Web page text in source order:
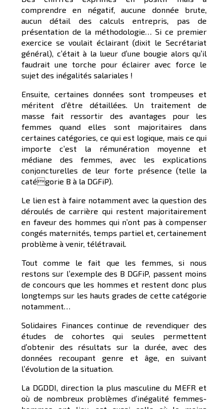
comprendre en négatif, aucune donnée brute,
aucun détail des calculs entrepris, pas de
présentation de la méthodologie… Si ce premier
exercice se voulait éclairant (dixit le Secrétariat
général), c’était à la lueur d’une bougie alors qu’il
faudrait une torche pour éclairer avec force le
sujet des inégalités salariales !
Ensuite, certaines données sont trompeuses et
méritent d’être détaillées. Un traitement de
masse fait ressortir des avantages pour les
femmes quand elles sont majoritaires dans
certaines catégories, ce qui est logique, mais ce qui
importe c’est la rémunération moyenne et
médiane des femmes, avec les explications
conjoncturelles de leur forte présence (telle la
catégorie B à la DGFiP).
Le lien est à faire notamment avec la question des
déroulés de carrière qui restent majoritairement
en faveur des hommes qui n’ont pas à compenser
congés maternités, temps partiel et, certainement
problème à venir, télétravail.
Tout comme le fait que les femmes, si nous
restons sur l’exemple des B DGFiP, passent moins
de concours que les hommes et restent donc plus
longtemps sur les hauts grades de cette catégorie
notamment…
Solidaires Finances continue de revendiquer des
études de cohortes qui seules permettent
d’obtenir des résultats sur la durée, avec des
données recoupant genre et âge, en suivant
l’évolution de la situation.
La DGDDI, direction la plus masculine du MEFR et
où de nombreux problèmes d’inégalité femmes-